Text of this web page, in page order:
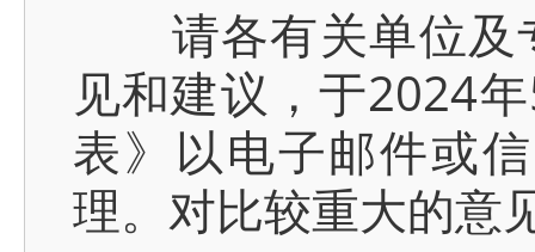
请各有关单位及
见和建议，于2024
表》以电子邮件或
理。对比较重大的意